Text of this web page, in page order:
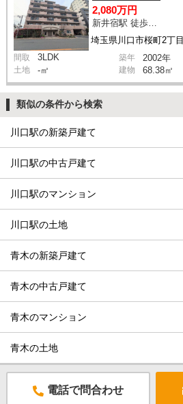
埼玉県川口市桜町2丁目
2,080万円
間取 3LDK 築年 2002年
土地 -㎡ 建物 68.38㎡
類似の条件から検索
川口駅の新築戸建て
川口駅の中古戸建て
川口駅のマンション
川口駅の土地
青木の新築戸建て
青木の中古戸建て
青木のマンション
青木の土地
電話で問合わせ